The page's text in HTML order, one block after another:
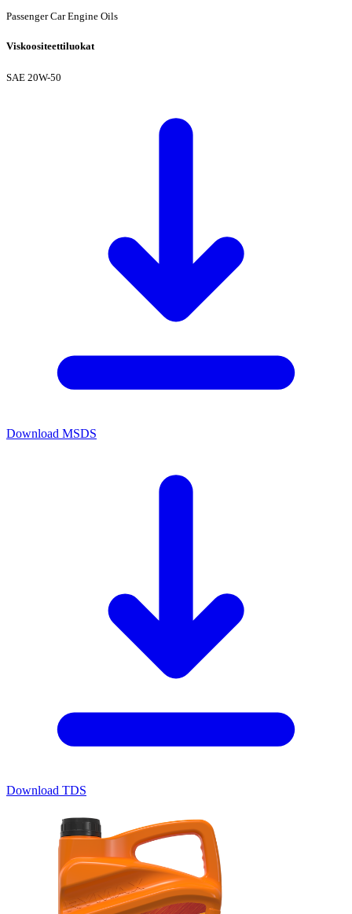
Passenger Car Engine Oils
Viskoositeettiluokat
SAE 20W-50
Download MSDS
Download TDS